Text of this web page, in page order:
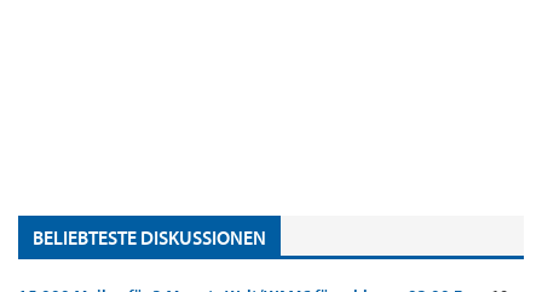
BELIEBTESTE DISKUSSIONEN